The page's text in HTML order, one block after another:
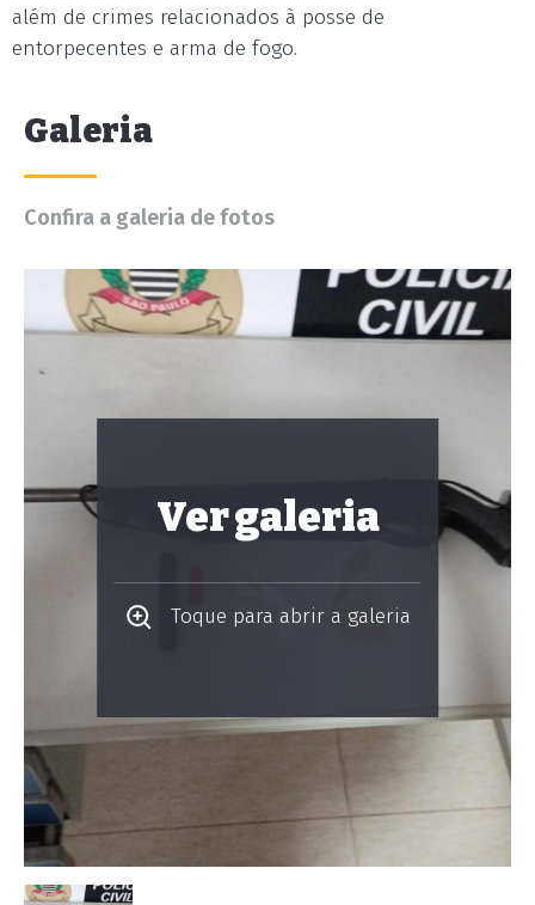
além de crimes relacionados à posse de
entorpecentes e arma de fogo.
Galeria
Confira a galeria de fotos
Ver galeria
Toque para abrir a galeria